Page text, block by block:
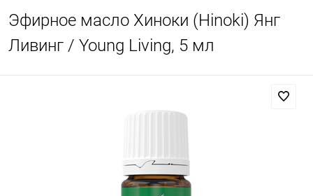
Эфирное масло Хиноки (Hinoki) Янг
Ливинг / Young Living, 5 мл